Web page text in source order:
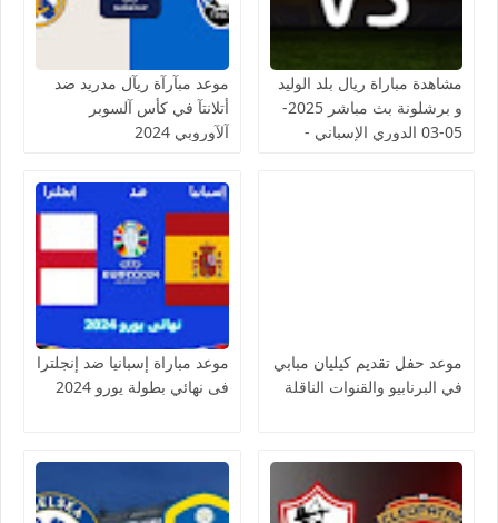
مشاهدة مباراة ريال بلد الوليد
و برشلونة بث مباشر 2025-
05-03 الدوري الإسباني -
موعد مبآرآة ريآل مدريد ضد
أتلانتآ في كأس آلسوبر
آلآوروبي 2024
موعد حفل تقديم كيليان مبابي
في البرنابيو والقنوات الناقلة
موعد مباراة إسبانيا ضد إنجلترا
فى نهائي بطولة يورو 2024